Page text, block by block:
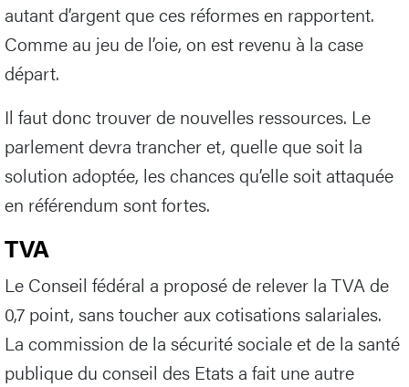
autant d’argent que ces réformes en rapportent.
Comme au jeu de l’oie, on est revenu à la case
départ.
Il faut donc trouver de nouvelles ressources. Le
parlement devra trancher et, quelle que soit la
solution adoptée, les chances qu’elle soit attaquée
en référendum sont fortes.
TVA
Le Conseil fédéral a proposé de relever la TVA de
0,7 point, sans toucher aux cotisations salariales.
La commission de la sécurité sociale et de la santé
publique du conseil des Etats a fait une autre